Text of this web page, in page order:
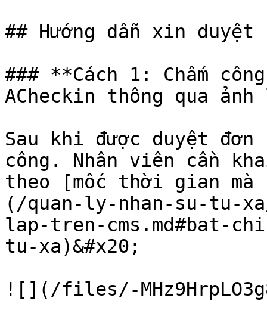
## Hướng dẫn xin duyệt
### **Cách 1: Chấm
ACheckin thông qua
Sau khi được duyệt
công. Nhân viên cần
theo [mốc thời gian
(/quan-ly-nhan-su-tu-
lap-tren-cms.md#bat-
tu-xa)&#x20;
![](/files/-